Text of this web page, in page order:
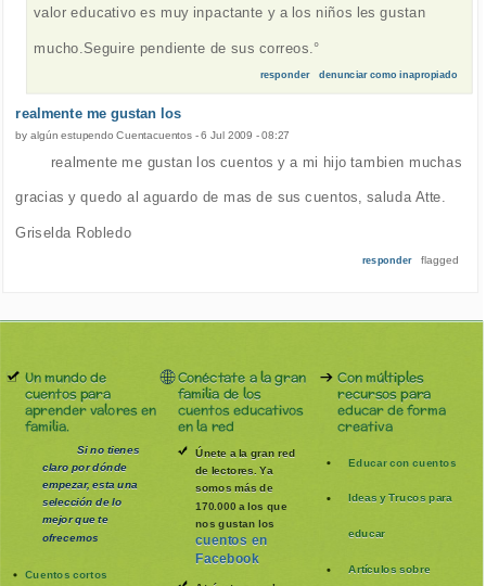
valor educativo es muy inpactante y a los niños les gustan
mucho.Seguire pendiente de sus correos.°
responder denunciar como inapropiado
realmente me gustan los
by algún estupendo Cuentacuentos-6 Jul 2009 - 08:27
realmente me gustan los cuentos y a mi hijo tambien muchas
gracias y quedo al aguardo de mas de sus cuentos, saluda Atte.
Griselda Robledo
responder flagged
Un mundo de
cuentos para
aprender valores en
familia.
Si no tienes
claro por dónde
empezar, esta una
selección de lo
mejor que te
ofrecemos
Cuentos cortos
Conéctate a la gran
familia de los
cuentos educativos
en la red
Únete a la gran red
de lectores. Ya
somos más de
170.000 a los que
nos gustan los
cuentos en
Facebook
Con múltiples
recursos para
educar de forma
creativa
Educar con cuentos
Ideas y Trucos para
educar
Artículos sobre